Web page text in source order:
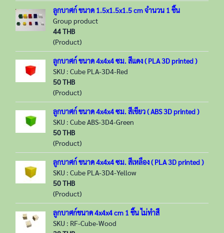
ลูกบาศก์ ขนาด 1.5x1.5x1.5 cm จำนวน 1 ชิ้น
Group product
44 THB
(Product)
ลูกบาศก์ ขนาด 4x4x4 ซม. สีแดง ( PLA 3D printed )
SKU : Cube PLA-3D4-Red
50 THB
(Product)
ลูกบาศก์ ขนาด 4x4x4 ซม. สีเขียว ( ABS 3D printed )
SKU : Cube ABS-3D4-Green
50 THB
(Product)
ลูกบาศก์ ขนาด 4x4x4 ซม. สีเหลือง ( PLA 3D printed )
SKU : Cube PLA-3D4-Yellow
50 THB
(Product)
ลูกบาศก์ขนาด 4x4x4 cm 1 ชิ้น ไม่ทำสี
SKU : RF-Cube-Wood